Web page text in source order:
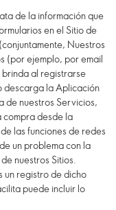
de la información que
en el Sitio de
Nuestros
(por ejemplo, por email
brinda al registrarse
descarga la Aplicación
de nuestros Servicios,
compra desde la
las funciones de redes
un problema con la
nuestros Sitios.
un registro de dicho
puede incluir lo